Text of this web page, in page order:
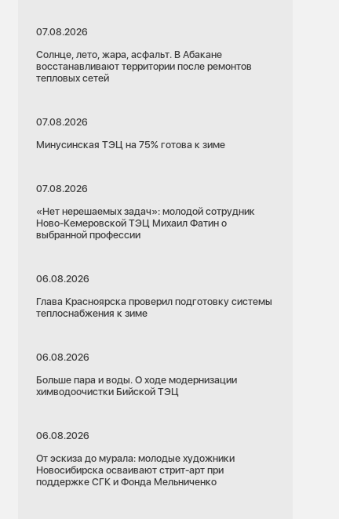
07.08.2026
Солнце, лето, жара, асфальт. В Абакане
восстанавливают территории после ремонтов
тепловых сетей
07.08.2026
Минусинская ТЭЦ на 75% готова к зиме
07.08.2026
«Нет нерешаемых задач»: молодой сотрудник
Ново-Кемеровской ТЭЦ Михаил Фатин о
выбранной профессии
06.08.2026
Глава Красноярска проверил подготовку системы
теплоснабжения к зиме
06.08.2026
Больше пара и воды. О ходе модернизации
химводоочистки Бийской ТЭЦ
06.08.2026
От эскиза до мурала: молодые художники
Новосибирска осваивают стрит-арт при
поддержке СГК и Фонда Мельниченко